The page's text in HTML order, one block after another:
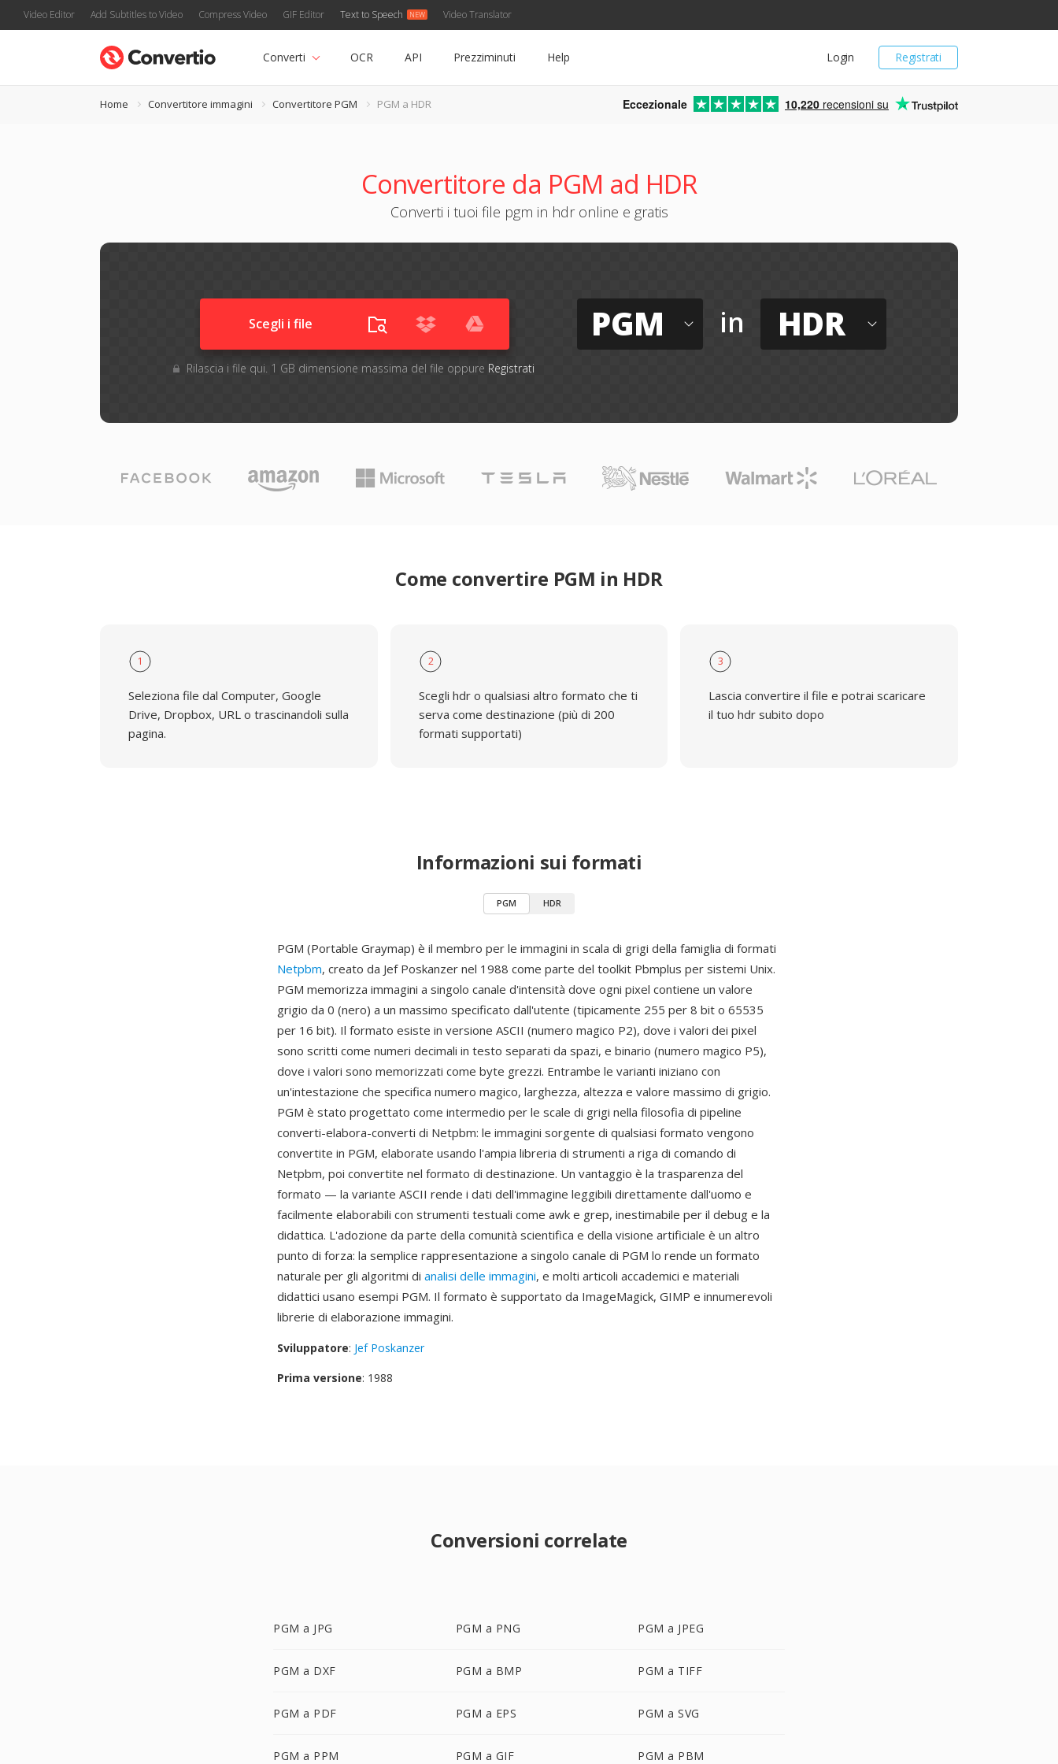
Video Editor Add Subtitles to Video Compress Video GIF Editor Text to Speech Video Translator
Registrati
Login
Converti OCR API Prezziminuti Help
Home Convertitore immagini Convertitore PGM PGM a HDR Eccezionale 10,220 recensioni su
Convertitore da PGM ad HDR
Converti i tuoi file pgm in hdr online e gratis
Scegli i file
Rilascia i file qui. 1 GB dimensione massima del file oppure Registrati
PGM in HDR
Come convertire PGM in HDR
1
Seleziona file dal Computer, Google
Drive, Dropbox, URL o trascinandoli sulla
pagina.
2
Scegli hdr o qualsiasi altro formato che ti
serva come destinazione (più di 200
formati supportati)
3
Lascia convertire il file e potrai scaricare
il tuo hdr subito dopo
Informazioni sui formati
PGM HDR
PGM (Portable Graymap) è il membro per le immagini in scala di grigi della famiglia di formati
Netpbm, creato da Jef Poskanzer nel 1988 come parte del toolkit Pbmplus per sistemi Unix.
PGM memorizza immagini a singolo canale d'intensità dove ogni pixel contiene un valore
grigio da 0 (nero) a un massimo specificato dall'utente (tipicamente 255 per 8 bit o 65535
per 16 bit). Il formato esiste in versione ASCII (numero magico P2), dove i valori dei pixel
sono scritti come numeri decimali in testo separati da spazi, e binario (numero magico P5),
dove i valori sono memorizzati come byte grezzi. Entrambe le varianti iniziano con
un'intestazione che specifica numero magico, larghezza, altezza e valore massimo di grigio.
PGM è stato progettato come intermedio per le scale di grigi nella filosofia di pipeline
converti-elabora-converti di Netpbm: le immagini sorgente di qualsiasi formato vengono
convertite in PGM, elaborate usando l'ampia libreria di strumenti a riga di comando di
Netpbm, poi convertite nel formato di destinazione. Un vantaggio è la trasparenza del
formato — la variante ASCII rende i dati dell'immagine leggibili direttamente dall'uomo e
facilmente elaborabili con strumenti testuali come awk e grep, inestimabile per il debug e la
didattica. L'adozione da parte della comunità scientifica e della visione artificiale è un altro
punto di forza: la semplice rappresentazione a singolo canale di PGM lo rende un formato
naturale per gli algoritmi di analisi delle immagini, e molti articoli accademici e materiali
didattici usano esempi PGM. Il formato è supportato da ImageMagick, GIMP e innumerevoli
librerie di elaborazione immagini.
Sviluppatore: Jef Poskanzer
Prima versione: 1988
Conversioni correlate
PGM a JPG PGM a PNG PGM a JPEG
PGM a DXF PGM a BMP PGM a TIFF
PGM a PDF PGM a EPS PGM a SVG
PGM a PPM PGM a GIF PGM a PBM